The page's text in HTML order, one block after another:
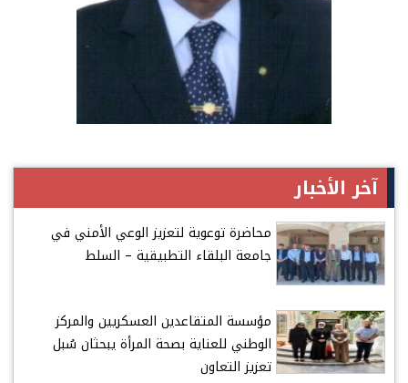
آخر الأخبار
محاضرة توعوية لتعزيز الوعي الأمني في
جامعة البلقاء التطبيقية – السلط
مؤسسة المتقاعدين العسكريين والمركز
الوطني للعناية بصحة المرأة يبحثان سُبل
تعزيز التعاون